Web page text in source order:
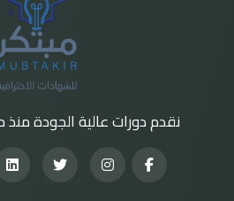
نقدم دورات عالية الجودة